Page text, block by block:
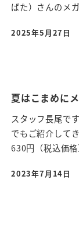
ばた）さんのメ
投稿日
2025年5月27日
夏はこまめに
スタッフ長尾で
でもご紹介して
630円（税込価
投稿日
2023年7月14日